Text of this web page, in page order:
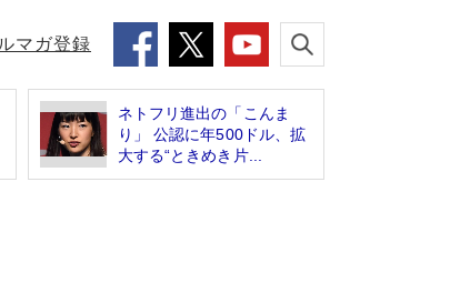
マガ登録
ネトフリ進出の「こんま
り」 公認に年500ドル、拡
大する“ときめき片...